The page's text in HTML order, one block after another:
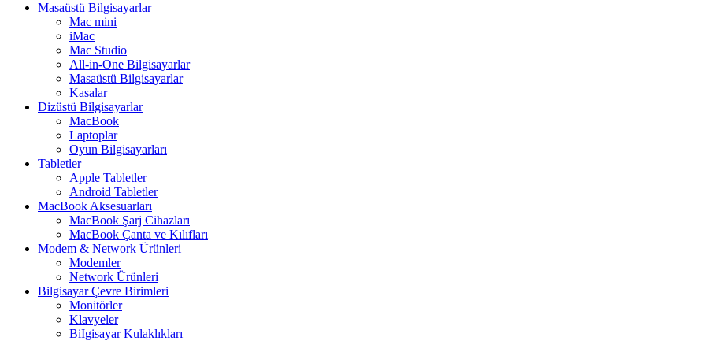
Masaüstü Bilgisayarlar
Mac mini
iMac
Mac Studio
All-in-One Bilgisayarlar
Masaüstü Bilgisayarlar
Kasalar
Dizüstü Bilgisayarlar
MacBook
Laptoplar
Oyun Bilgisayarları
Tabletler
Apple Tabletler
Android Tabletler
MacBook Aksesuarları
MacBook Şarj Cihazları
MacBook Çanta ve Kılıfları
Modem & Network Ürünleri
Modemler
Network Ürünleri
Bilgisayar Çevre Birimleri
Monitörler
Klavyeler
BiIgisayar Kulaklıkları